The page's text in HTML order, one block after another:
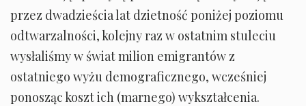
przez dwadzieścia lat dzietność poniżej poziomu
odtwarzalności, kolejny raz w ostatnim stuleciu
wysłaliśmy w świat milion emigrantów z
ostatniego wyżu demograficznego, wcześniej
ponosząc koszt ich (marnego) wykształcenia.